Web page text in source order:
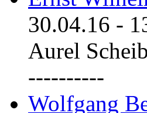
30.04.16 -
Aurel
----------
Wolfgang